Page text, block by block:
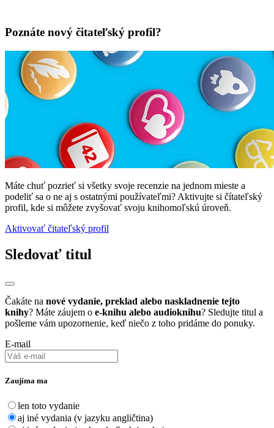
Poznáte nový čitateľský profil?
Máte chuť pozrieť si všetky svoje recenzie na jednom mieste a
podeliť sa o ne aj s ostatnými používateľmi? Aktivujte si čítateľský
profil, kde si môžete zvyšovať svoju knihomoľskú úroveň.
Aktivovať čitateľský profil
Sledovať titul
Čakáte na nové vydanie, preklad alebo naskladnenie tejto
knihy? Máte záujem o e-knihu alebo audioknihu? Sledujte titul a
pošleme vám upozornenie, keď niečo z toho pridáme do ponuky.
E-mail
Zaujíma ma
len toto vydanie
aj iné vydania (v jazyku angličtina)